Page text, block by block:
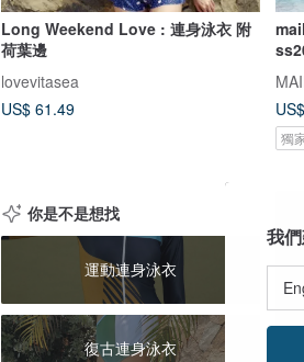
Long Weekend Love : 連身泳衣 附
荷葉邊
lovevitasea
US$ 61.49
獨
你是不是想找
運動連身泳衣
復古連身泳衣
我